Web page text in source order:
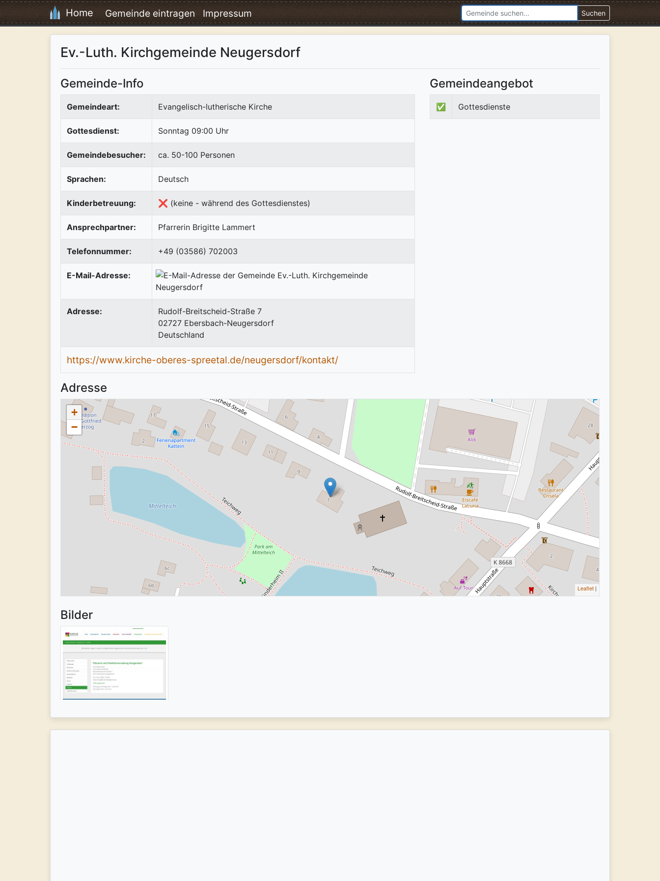
Home Gemeinde eintragen Impressum Suchen
Ev.-Luth. Kirchgemeinde Neugersdorf
Gemeinde-Info
Gemeindeart: Evangelisch-lutherische Kirche
Gottesdienst: Sonntag 09:00 Uhr
Gemeindebesucher: ca. 50-100 Personen
Sprachen: Deutsch
Kinderbetreuung: ❌ (keine - während des Gottesdienstes)
Ansprechpartner: Pfarrerin Brigitte Lammert
Telefonnummer: +49 (03586) 702003
E-Mail-Adresse:
Adresse:
Rudolf-Breitscheid-Straße 7
02727 Ebersbach-Neugersdorf
Deutschland
https://www.kirche-oberes-spreetal.de/neugersdorf/kontakt/
Gemeindeangebot
✅ Gottesdienste
Adresse
+
−
Leaflet |
Bilder